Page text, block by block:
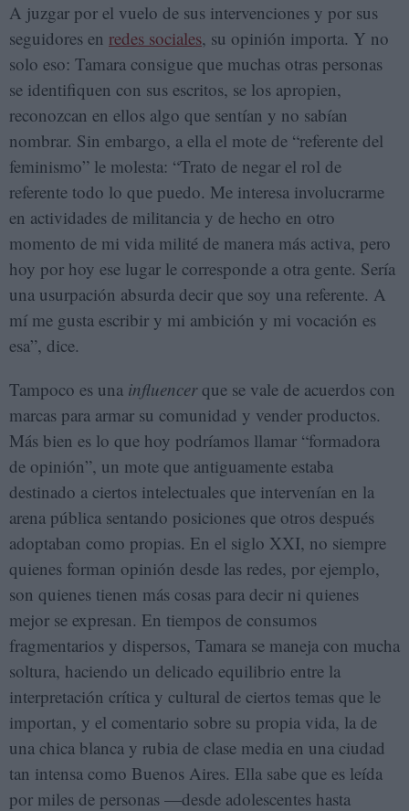
A juzgar por el vuelo de sus intervenciones y por sus
seguidores en redes sociales, su opinión importa. Y no
solo eso: Tamara consigue que muchas otras personas
se identifiquen con sus escritos, se los apropien,
reconozcan en ellos algo que sentían y no sabían
nombrar. Sin embargo, a ella el mote de “referente del
feminismo” le molesta: “Trato de negar el rol de
referente todo lo que puedo. Me interesa involucrarme
en actividades de militancia y de hecho en otro
momento de mi vida milité de manera más activa, pero
hoy por hoy ese lugar le corresponde a otra gente. Sería
una usurpación absurda decir que soy una referente. A
mí me gusta escribir y mi ambición y mi vocación es
esa”, dice.
Tampoco es una influencerque se vale de acuerdos con
marcas para armar su comunidad y vender productos.
Más bien es lo que hoy podríamos llamar “formadora
de opinión”, un mote que antiguamente estaba
destinado a ciertos intelectuales que intervenían en la
arena pública sentando posiciones que otros después
adoptaban como propias. En el siglo XXI, no siempre
quienes forman opinión desde las redes, por ejemplo,
son quienes tienen más cosas para decir ni quienes
mejor se expresan. En tiempos de consumos
fragmentarios y dispersos, Tamara se maneja con mucha
soltura, haciendo un delicado equilibrio entre la
interpretación crítica y cultural de ciertos temas que le
importan, y el comentario sobre su propia vida, la de
una chica blanca y rubia de clase media en una ciudad
tan intensa como Buenos Aires. Ella sabe que es leída
por miles de personas —desde adolescentes hasta